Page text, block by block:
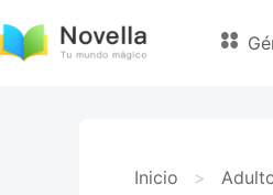
Inicio >